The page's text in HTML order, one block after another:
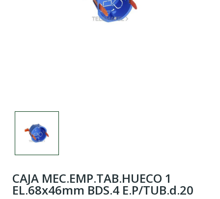
CAJA MEC.EMP.TAB.HUECO 1
EL.68x46mm BDS.4 E.P/TUB.d.20